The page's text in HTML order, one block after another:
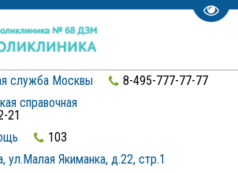
служба Москвы
8-495-777-77-77
справочная
21
103
, ул.Малая Якиманка, д.22, стр.1